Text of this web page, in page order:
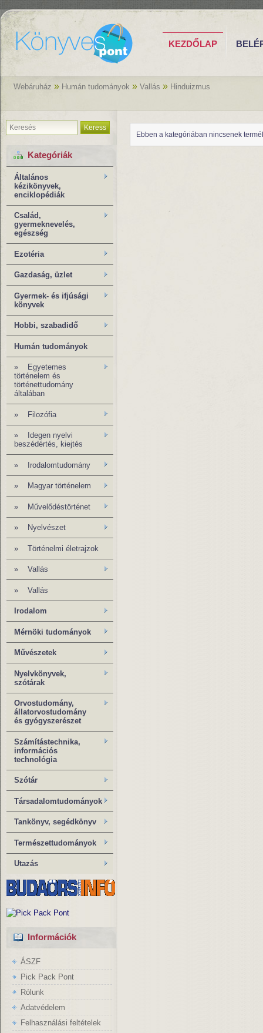
KEZDŐLAP
Webáruház » Humán tudományok » Vallás » Hinduizmus
Keress
Kategóriák
Általános
kézikönyvek,
enciklopédiák
Család,
gyermeknevelés,
egészség
Ezotéria
Gazdaság, üzlet
Gyermek- és ifjúsági
könyvek
Hobbi, szabadidő
Humán tudományok
»
Egyetemes
történelem és
történettudomány
általában
» Filozófia
» Idegen nyelvi
beszédértés, kiejtés
» Irodalomtudomány
» Magyar történelem
» Művelődéstörténet
» Nyelvészet
» Történelmi életrajzok
» Vallás
» Vallás
Irodalom
Mérnöki tudományok
Művészetek
Nyelvkönyvek,
szótárak
Orvostudomány,
állatorvostudomány
és gyógyszerészet
Számítástechnika,
információs
technológia
Szótár
Társadalomtudományok
Tankönyv, segédkönyv
Természettudományok
Utazás
Információk
ÁSZF
Pick Pack Pont
Rólunk
Adatvédelem
Felhasználási feltételek
Ebben a kategóriában nincsenek